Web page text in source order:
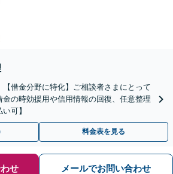
【借金分野に特化】ご相談者さまにとって
の時効援用や信用情報の回復、任意整理
可】
料金表を見る
せ メールでお問い合わせ